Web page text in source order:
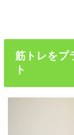
筋トレをプ
ト